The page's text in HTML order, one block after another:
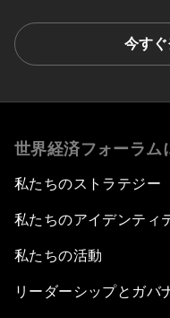
今す
世界経済フォーラム
私たちのストラテジー
私たちのアイデンティ
私たちの活動
リーダーシップとガバ